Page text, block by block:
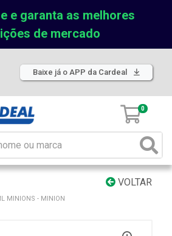
e garanta as melhores
de mercado
Baixe já o APP da Cardeal
0
VOLTAR
MINIONS - MINION